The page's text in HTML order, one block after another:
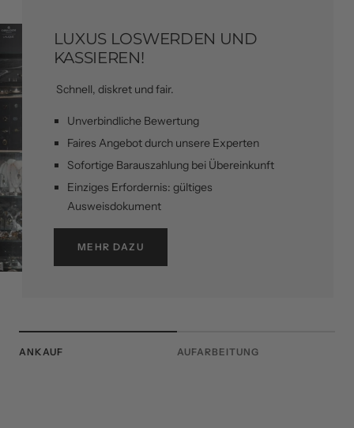
LUXUS LOSWERDEN UND
KASSIEREN!
Schnell, diskret und fair.
Unverbindliche Bewertung
Faires Angebot durch unsere Experten
Sofortige Barauszahlung bei Übereinkunft
Einziges Erfordernis: gültiges
Ausweisdokument
MEHR DAZU
ANKAUF AUFARBEITUNG